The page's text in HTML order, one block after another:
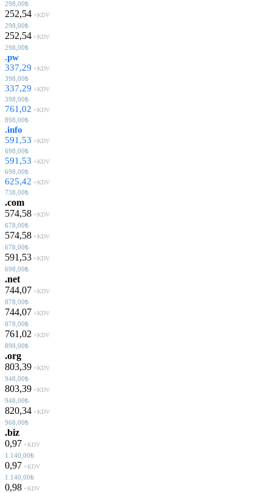
298,00₺
252,54 +KDV
298,00₺
252,54 +KDV
298,00₺
.pw
337,29 +KDV
398,00₺
337,29 +KDV
398,00₺
761,02 +KDV
898,00₺
.info
591,53 +KDV
698,00₺
591,53 +KDV
698,00₺
625,42 +KDV
738,00₺
.com
574,58 +KDV
678,00₺
574,58 +KDV
678,00₺
591,53 +KDV
698,00₺
.net
744,07 +KDV
878,00₺
744,07 +KDV
878,00₺
761,02 +KDV
898,00₺
.org
803,39 +KDV
948,00₺
803,39 +KDV
948,00₺
820,34 +KDV
968,00₺
.biz
0,97 +KDV
1.140,00₺
0,97 +KDV
1.140,00₺
0,98 +KDV